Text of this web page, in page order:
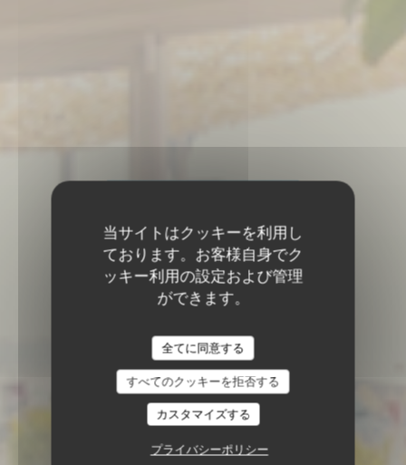
当サイトはクッキーを利用し
ております。お客様自身でク
ッキー利用の設定および管理
ができます。
全てに同意する
すべてのクッキーを拒否する
カスタマイズする
プライバシーポリシー